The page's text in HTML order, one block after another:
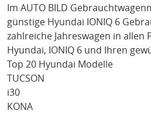
Im AUTO BILD
günstige Hyundai IONIQ 6
zahlreiche Jahreswagen in allen
Hyundai, IONIQ 6 und Ihren
Top 20 Hyundai Modelle
TUCSON
i30
KONA